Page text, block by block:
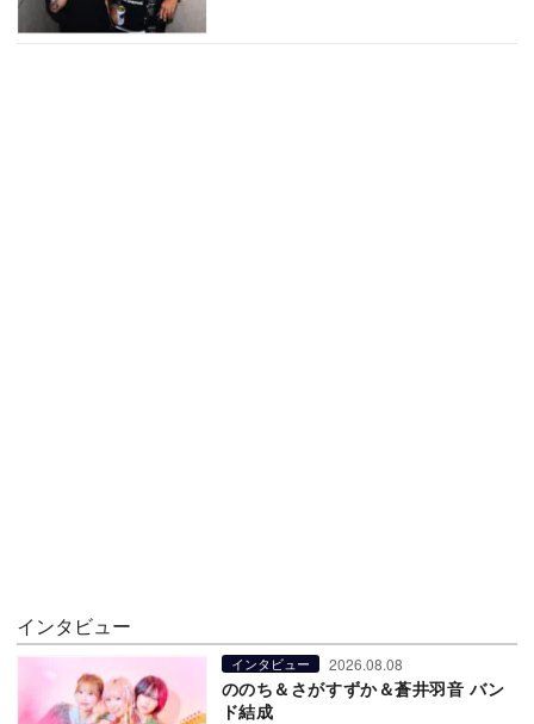
インタビュー
インタビュー 2026.08.08
ののち＆さがすずか＆蒼井羽音 バン
ド結成